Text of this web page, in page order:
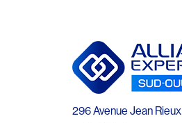
296 Avenue Jean Rieux